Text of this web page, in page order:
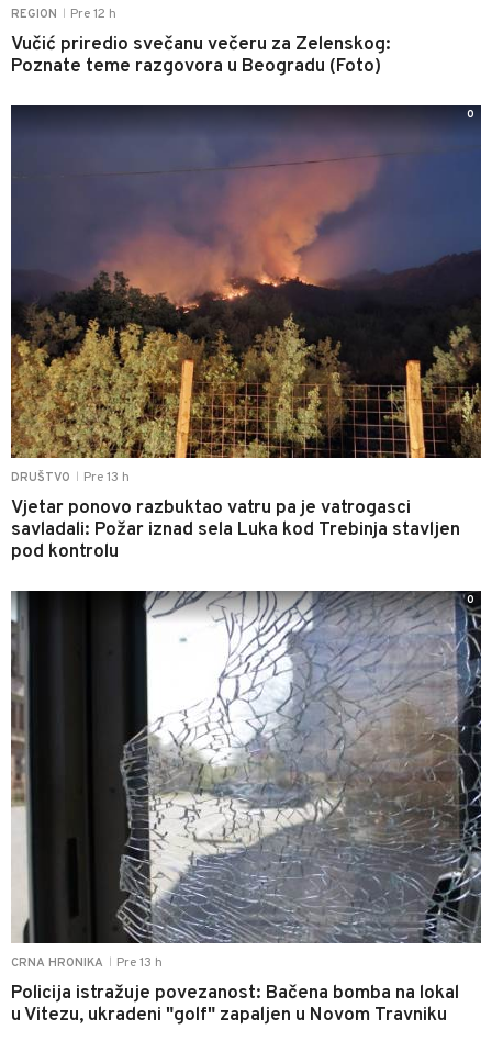
REGION Pre 12 h
Vučić priredio svečanu večeru za Zelenskog:
Poznate teme razgovora u Beogradu (Foto)
DRUŠTVO Pre 13 h
Vjetar ponovo razbuktao vatru pa je vatrogasci
savladali: Požar iznad sela Luka kod Trebinja stavljen
pod kontrolu
0
CRNA HRONIKA Pre 13 h
Policija istražuje povezanost: Bačena bomba na lokal
u Vitezu, ukradeni "golf" zapaljen u Novom Travniku
0